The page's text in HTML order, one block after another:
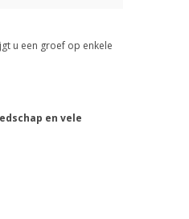
u een groef op enkele
en vele